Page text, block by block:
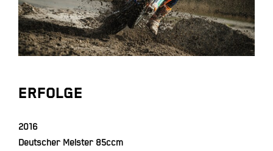
ERFOLGE
2016
Deutscher Meister 85ccm